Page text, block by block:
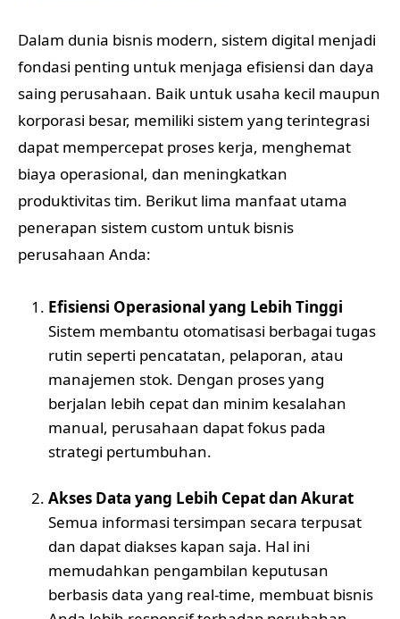
Dalam dunia bisnis modern, sistem digital menjadi
fondasi penting untuk menjaga efisiensi dan daya
saing perusahaan. Baik untuk usaha kecil maupun
korporasi besar, memiliki sistem yang terintegrasi
dapat mempercepat proses kerja, menghemat
biaya operasional, dan meningkatkan
produktivitas tim. Berikut lima manfaat utama
penerapan sistem custom untuk bisnis
perusahaan Anda:
Efisiensi Operasional yang Lebih Tinggi
Sistem membantu otomatisasi berbagai tugas
rutin seperti pencatatan, pelaporan, atau
manajemen stok. Dengan proses yang
berjalan lebih cepat dan minim kesalahan
manual, perusahaan dapat fokus pada
strategi pertumbuhan.
Akses Data yang Lebih Cepat dan Akurat
Semua informasi tersimpan secara terpusat
dan dapat diakses kapan saja. Hal ini
memudahkan pengambilan keputusan
berbasis data yang real-time, membuat bisnis